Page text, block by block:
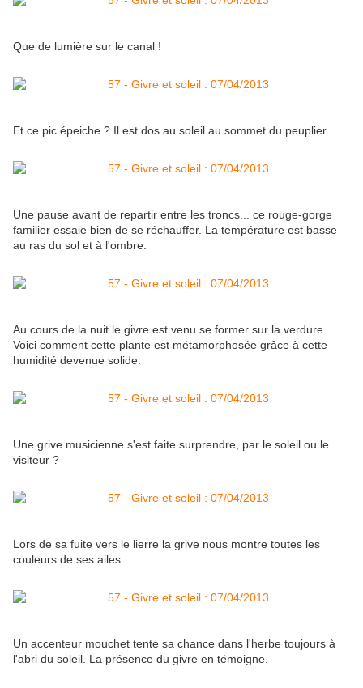
Que de lumière sur le canal !
Et ce pic épeiche ? Il est dos au soleil au sommet du peuplier.
Une pause avant de repartir entre les troncs... ce rouge-gorge
familier essaie bien de se réchauffer. La température est basse
au ras du sol et à l'ombre.
Au cours de la nuit le givre est venu se former sur la verdure.
Voici comment cette plante est métamorphosée grâce à cette
humidité devenue solide.
Une grive musicienne s'est faite surprendre, par le soleil ou le
visiteur ?
Lors de sa fuite vers le lierre la grive nous montre toutes les
couleurs de ses ailes...
Un accenteur mouchet tente sa chance dans l'herbe toujours à
l'abri du soleil. La présence du givre en témoigne.